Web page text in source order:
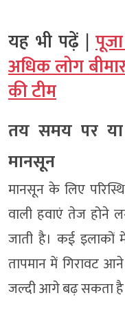
यह भी पढ़ें |
अधिक लोग
की टीम
तय समय पर
मानसून
मानसून के लिए
वाली हवाएं तेज होने
जाती है। कई इलाकों
तापमान में गिरावट
जल्दी आगे बढ़ सकता